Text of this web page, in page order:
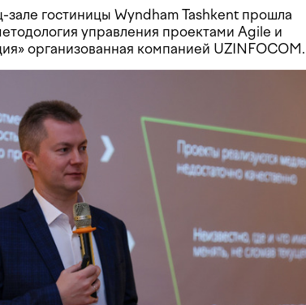
зале гостиницы Wyndham Tashkent прошла
управления проектами Agile и
организованная компанией UZINFOCOM.